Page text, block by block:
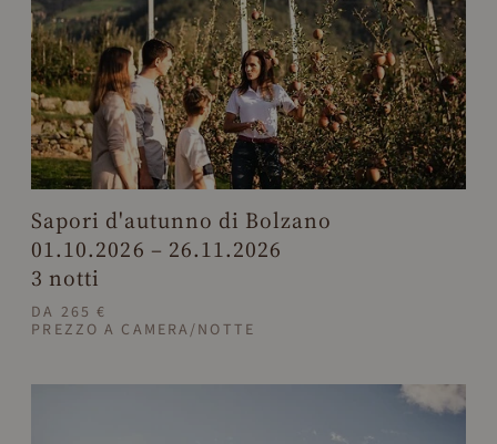
Sapori d'autunno di Bolzano
01.10.2026 – 26.11.2026
3 notti
DA 265 €
PREZZO A CAMERA/NOTTE